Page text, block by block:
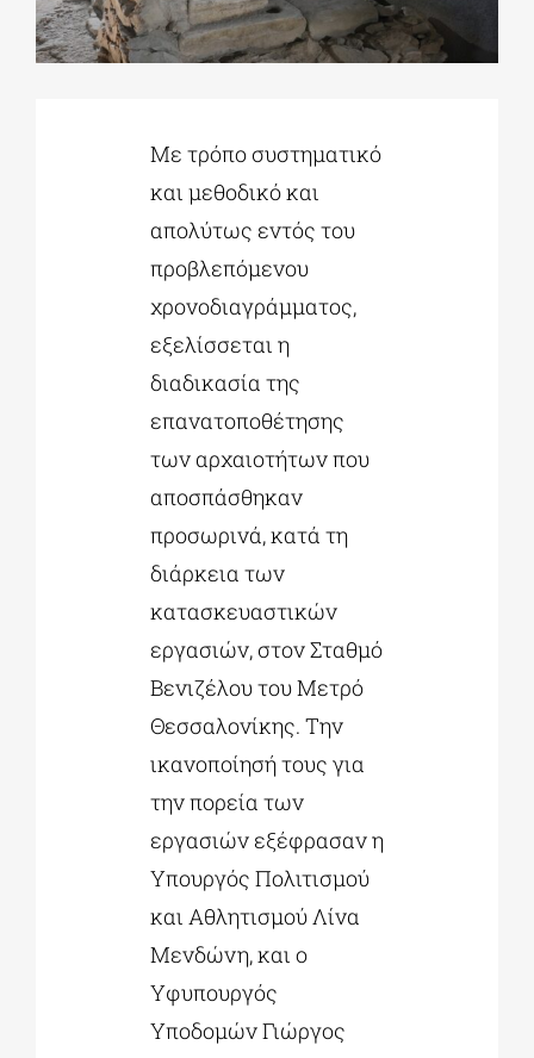
ΕΚΠΑΙΔΕΥΤΙΚΑ ΙΔΡΥΜΑΤΑ
ΠΟΛΙΤΙΣΤΙΚΟΙ ΦΟΡΕΙΣ
Με τρόπο συστηματικό
και μεθοδικό και
απολύτως εντός του
προβλεπόμενου
χρονοδιαγράμματος,
εξελίσσεται η
διαδικασία της
επανατοποθέτησης
των αρχαιοτήτων που
αποσπάσθηκαν
προσωρινά, κατά τη
διάρκεια των
κατασκευαστικών
εργασιών, στον Σταθμό
Βενιζέλου του Μετρό
Θεσσαλονίκης. Την
ικανοποίησή τους για
την πορεία των
εργασιών εξέφρασαν η
Υπουργός Πολιτισμού
και Αθλητισμού Λίνα
Μενδώνη, και ο
Υφυπουργός
Υποδομών Γιώργος